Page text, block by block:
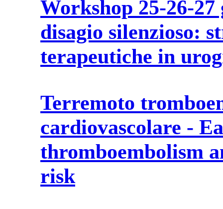
Workshop 25-26-
disagio silenzioso:
terapeutiche in
Terremoto
cardiovascolare -
thromboembolism
risk